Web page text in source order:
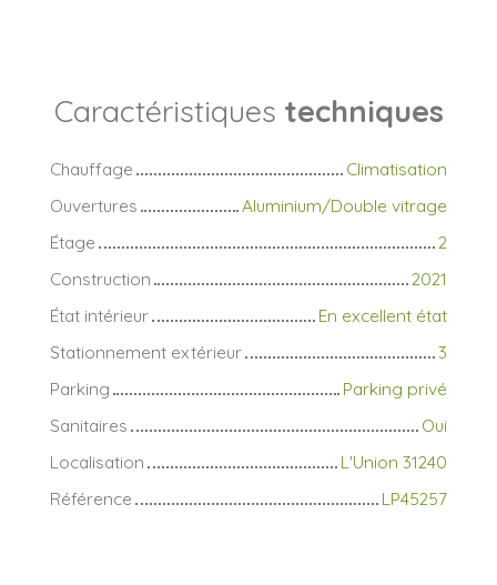
Caractéristiques techniques
Chauffage
Climatisation
Ouvertures
Aluminium/Double vitrage
Étage
2
Construction
2021
État intérieur
En excellent état
Stationnement extérieur
3
Parking
Parking privé
Sanitaires
Oui
Localisation
L'Union 31240
Référence
LP45257